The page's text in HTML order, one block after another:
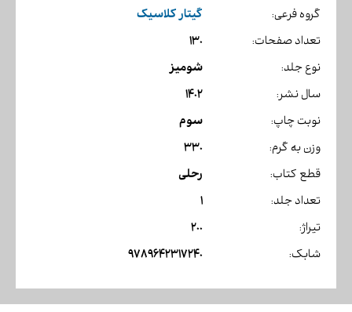
گروه فرعی: گیتار کلاسیک
تعداد صفحات: 130
نوع جلد: شومیز
سال نشر: 1402
نوبت چاپ: سوم
وزن به گرم: 330
قطع کتاب: رحلی
تعداد جلد: 1
تیراژ: 200
شابک: 9789642317240